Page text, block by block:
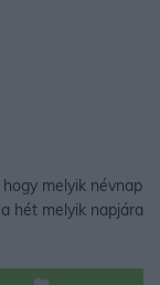
melyik névnap
hét melyik napjára